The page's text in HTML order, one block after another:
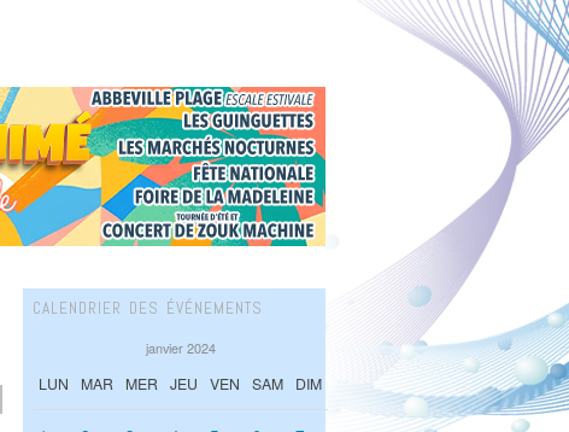
CALENDRIER DES ÉVÉNEMENTS
janvier 2024
LUN MAR MER JEU VEN SAM DIM